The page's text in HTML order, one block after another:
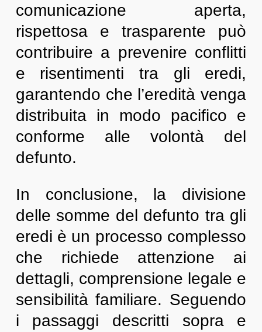
comunicazione aperta,
rispettosa e trasparente può
contribuire a prevenire conflitti
e risentimenti tra gli eredi,
garantendo che l’eredità venga
distribuita in modo pacifico e
conforme alle volontà del
defunto.
In conclusione, la divisione
delle somme del defunto tra gli
eredi è un processo complesso
che richiede attenzione ai
dettagli, comprensione legale e
sensibilità familiare. Seguendo
i passaggi descritti sopra e